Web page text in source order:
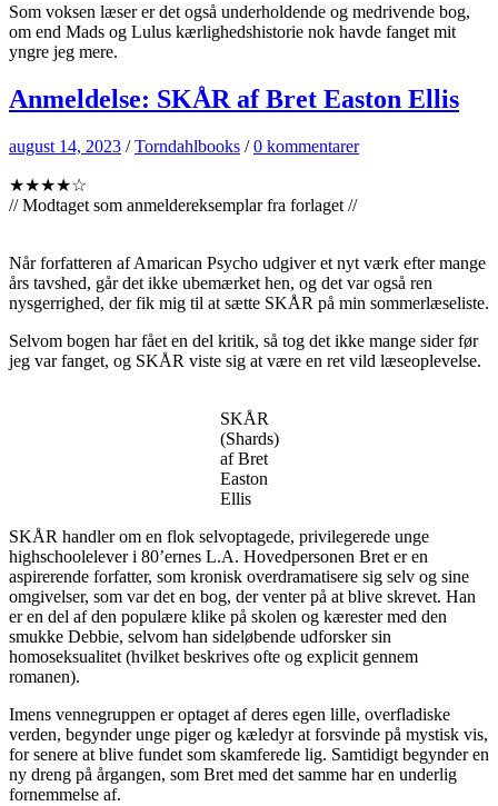
Som voksen læser er det også underholdende og medrivende bog,
om end Mads og Lulus kærlighedshistorie nok havde fanget mit
yngre jeg mere.
Anmeldelse: SKÅR af Bret Easton Ellis
august 14, 2023 /Torndahlbooks /0 kommentarer
★★★★☆
// Modtaget som anmeldereksemplar fra forlaget //
Når forfatteren af Amarican Psycho udgiver et nyt værk efter mange
års tavshed, går det ikke ubemærket hen, og det var også ren
nysgerrighed, der fik mig til at sætte SKÅR på min sommerlæseliste.
Selvom bogen har fået en del kritik, så tog det ikke mange sider før
jeg var fanget, og SKÅR viste sig at være en ret vild læseoplevelse.
SKÅR
(Shards)
af Bret
Easton
Ellis
SKÅR handler om en flok selvoptagede, privilegerede unge
highschoolelever i 80’ernes L.A. Hovedpersonen Bret er en
aspirerende forfatter, som kronisk overdramatisere sig selv og sine
omgivelser, som var det en bog, der venter på at blive skrevet. Han
er en del af den populære klike på skolen og kærester med den
smukke Debbie, selvom han sideløbende udforsker sin
homoseksualitet (hvilket beskrives ofte og explicit gennem
romanen).
Imens vennegruppen er optaget af deres egen lille, overfladiske
verden, begynder unge piger og kæledyr at forsvinde på mystisk vis,
for senere at blive fundet som skamferede lig. Samtidigt begynder en
ny dreng på årgangen, som Bret med det samme har en underlig
fornemmelse af.